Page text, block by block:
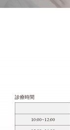
診療時間
10:00~12:00